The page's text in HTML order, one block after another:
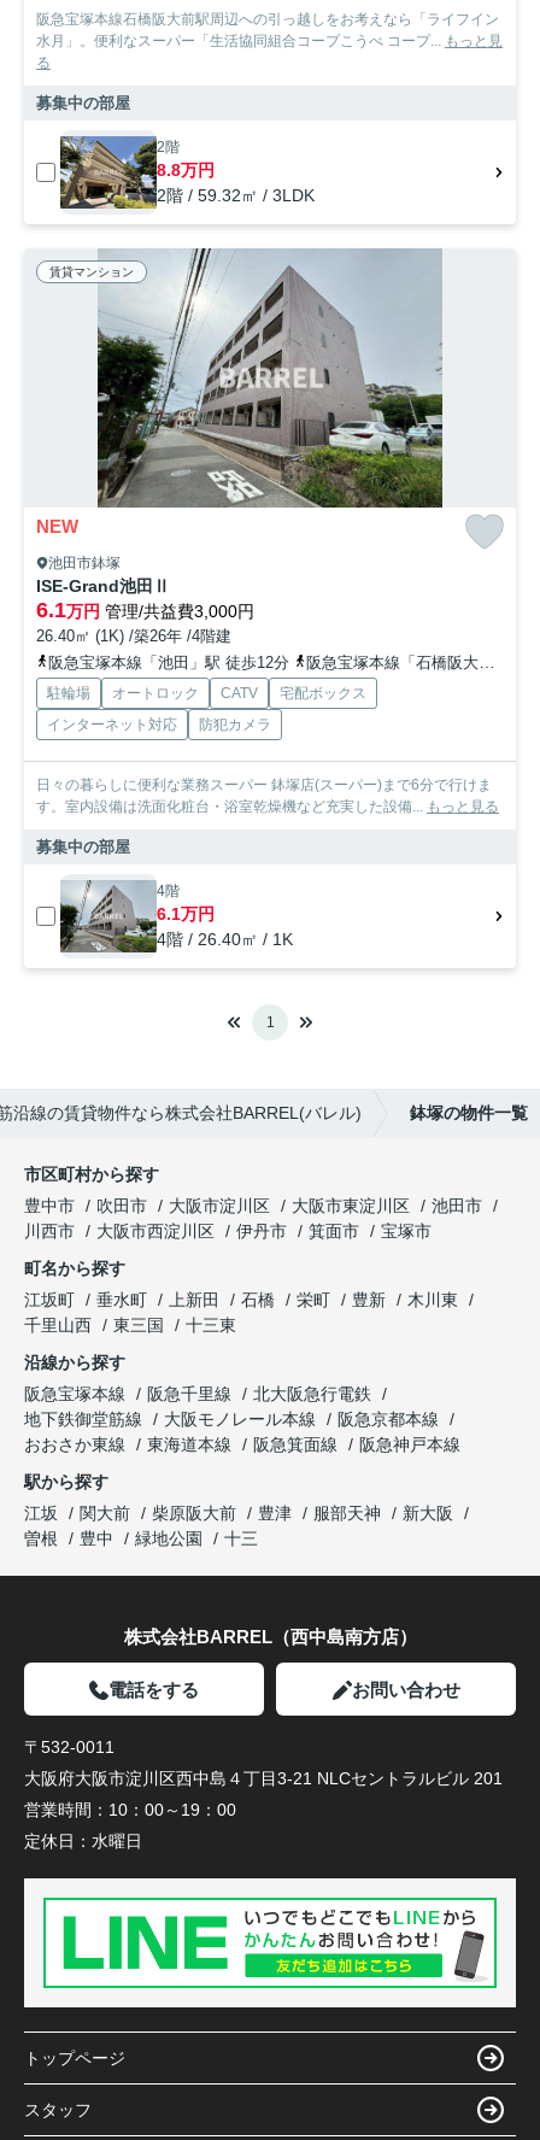
阪急宝塚本線石橋阪大前駅周辺への引っ越しをお考えなら「ライフイン
水月」。便利なスーパー「生活協同組合コープこうべ コープ... もっと見
る
募集中の部屋
2階
8.8万円
2階 / 59.32㎡ / 3LDK
賃貸マンション
NEW
池田市鉢塚
ISE-Grand池田Ⅱ
6.1万円 管理/共益費3,000円
26.40㎡ (1K) /築26年 /4階建
阪急宝塚本線「池田」駅 徒歩12分
阪急宝塚本線「石橋阪大前」駅 徒歩22分
駐輪場 オートロック CATV
宅配ボックス
インターネット対応
防犯カメラ
日々の暮らしに便利な業務スーパー 鉢塚店(スーパー)まで6分で行けま
す。室内設備は洗面化粧台・浴室乾燥機など充実した設備... もっと見る
募集中の部屋
4階
6.1万円
4階 / 26.40㎡ / 1K
1
沿線の賃貸物件なら株式会社BARREL(バレル) 鉢塚の物件一覧
市区町村から探す
豊中市
吹田市 大阪市淀川区 大阪市東淀川区
池田市
川西市
大阪市西淀川区 伊丹市 箕面市
宝塚市
町名から探す
江坂町
垂水町 上新田 石橋 栄町 豊新
木川東
千里山西
東三国
十三東
沿線から探す
阪急宝塚本線
阪急千里線
北大阪急行電鉄
地下鉄御堂筋線
大阪モノレール本線
阪急京都本線
おおさか東線
東海道本線 阪急箕面線
阪急神戸本線
駅から探す
江坂
関大前 柴原阪大前 豊津 服部天神
新大阪
曽根
豊中 緑地公園 十三
株式会社BARREL（西中島南方店）
電話をする お問い合わせ
〒532-0011
大阪府大阪市淀川区西中島４丁目3-21 NLCセントラルビル 201
営業時間： 10：00～19：00
定休日： 水曜日
トップページ
スタッフ